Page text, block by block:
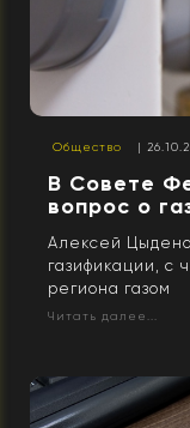
Общество |
В Совете
вопрос о
Алексей
газификации, с
региона газом
Читать далее...